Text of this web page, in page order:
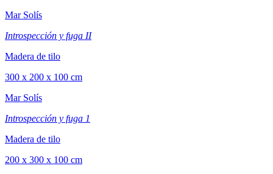
Mar Solís
Introspección y fuga II
Madera de tilo
300 x 200 x 100 cm
Mar Solís
Introspección y fuga 1
Madera de tilo
200 x 300 x 100 cm